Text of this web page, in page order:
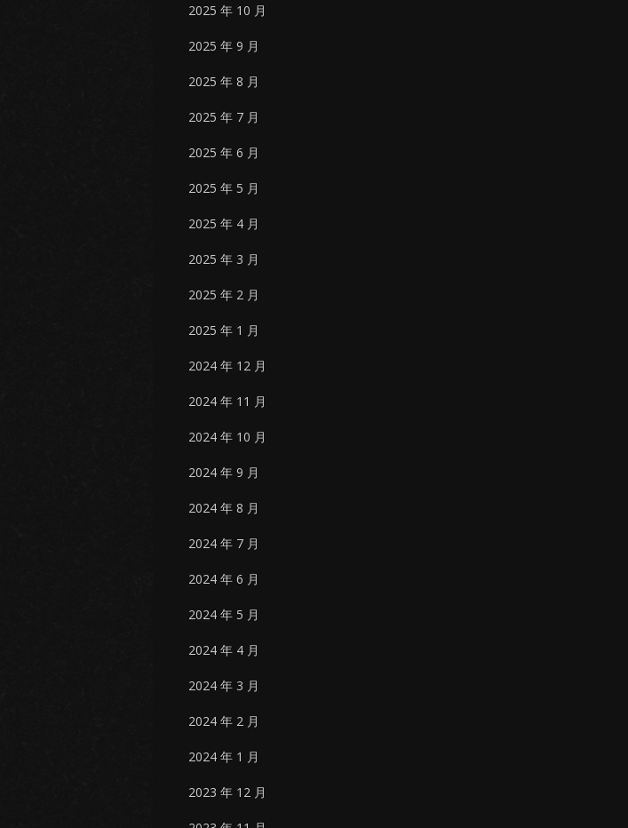
2025 年 10 月
2025 年 9 月
2025 年 8 月
2025 年 7 月
2025 年 6 月
2025 年 5 月
2025 年 4 月
2025 年 3 月
2025 年 2 月
2025 年 1 月
2024 年 12 月
2024 年 11 月
2024 年 10 月
2024 年 9 月
2024 年 8 月
2024 年 7 月
2024 年 6 月
2024 年 5 月
2024 年 4 月
2024 年 3 月
2024 年 2 月
2024 年 1 月
2023 年 12 月